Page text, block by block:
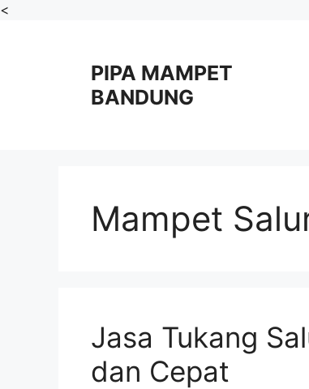
<
PIPA MAMPET
BANDUNG
Mampet
Jasa Tukang
dan Cepat